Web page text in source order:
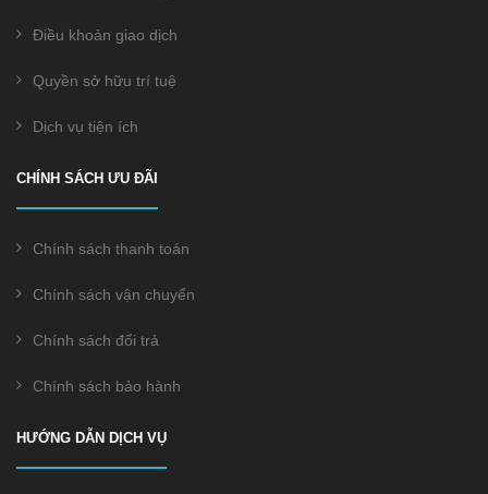
Điều khoản giao dịch
Quyền sở hữu trí tuệ
Dịch vụ tiện ích
CHÍNH SÁCH ƯU ĐÃI
Chính sách thanh toán
Chính sách vận chuyển
Chính sách đổi trả
Chính sách bảo hành
HƯỚNG DẪN DỊCH VỤ